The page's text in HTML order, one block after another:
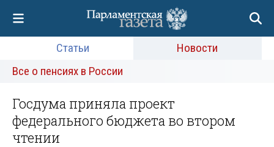
Статьи
Новости
Все о пенсиях в России
Госдума приняла проект
федерального бюджета во втором
чтении